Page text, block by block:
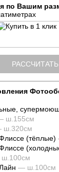
по Вашим
ш.155см
ш.320см
(тёплые)
— ш.100см